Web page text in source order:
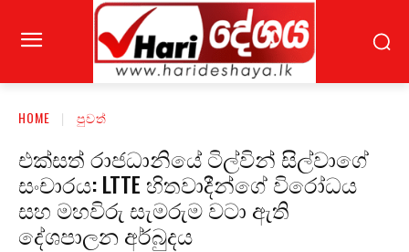
HOME පුවත්
එක්සත් රාජධානියේ ටිල්වින් සිල්වාගේ
සංචාරය: LTTE හිතවාදීන්ගේ විරෝධය
සහ මහවිරු සැමරුම වටා ඇති
දේශපාලන අර්බුදය